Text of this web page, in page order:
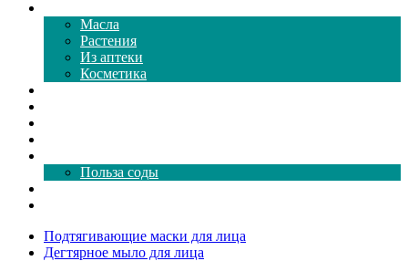
Масла
Растения
Из аптеки
Косметика
Польза соды
Подтягивающие маски для лица
Дегтярное мыло для лица